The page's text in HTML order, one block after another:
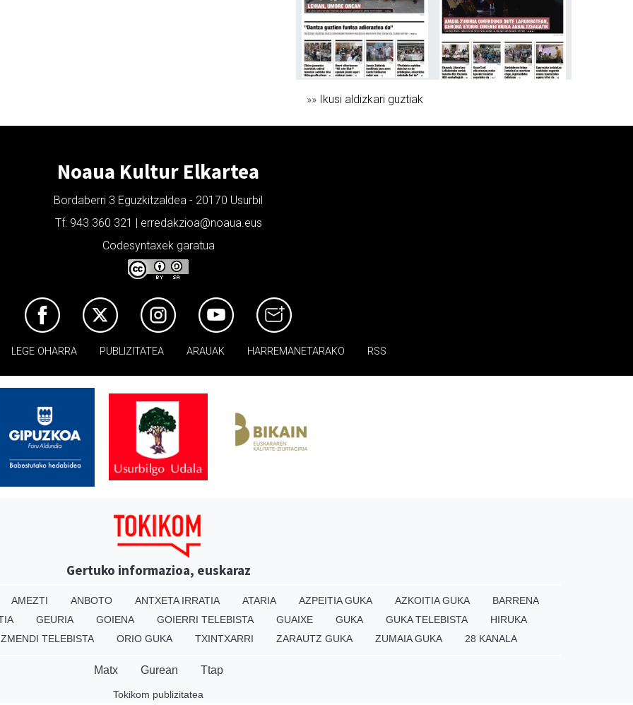
»» Ikusi aldizkari guztiak
Noaua Kultur Elkartea
Bordaberri 3 Eguzkitzaldea - 20170 Usurbil
Tf: 943 360 321 | erredakzioa@noaua.eus
Codesyntaxek garatua
LEGE OHARRA PUBLIZITATEA ARAUAK HARREMANETARAKO RSS
Gertuko informazioa, euskaraz
AMEZTI ANBOTO ANTXETA IRRATIA ATARIA AZPEITIA GUKA AZKOITIA GUKA
BARRENA
GEURIA GOIENA GOIERRI TELEBISTA GUAIXE GUKA GUKA TELEBISTA
HIRUKA
TELEBISTA ORIO GUKA TXINTXARRI ZARAUTZ GUKA ZUMAIA GUKA 28 KANALA
Matx Gurean Ttap
Tokikom publizitatea